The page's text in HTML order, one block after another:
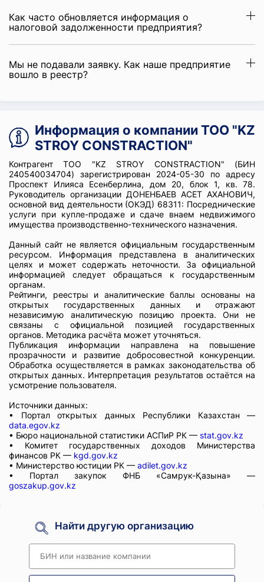
Как часто обновляется информация о
налоговой задолженности предприятия?
Мы не подавали заявку. Как наше предприятие
вошло в реестр?
Информация о компании ТОО "KZ
STROY CONSTRACTION"
Контрагент ТОО "KZ STROY CONSTRACTION" (БИН
240540034704) зарегистрирован 2024-05-30 по адресу
Проспект Илияса Есенберлина, дом 20, блок 1, кв. 78.
Руководитель организации ДОНЕНБАЕВ АСЕТ АХАНОВИЧ,
основной вид деятельности (ОКЭД) 68311: Посреднические
услуги при купле-продаже и сдаче внаем недвижимого
имущества производственно-технического назначения.
Данный сайт не является официальным государственным
ресурсом. Информация представлена в аналитических
целях и может содержать неточности. За официальной
информацией следует обращаться к государственным
органам.
Рейтинги, реестры и аналитические баллы основаны на
открытых государственных данных и отражают
независимую аналитическую позицию проекта. Они не
связаны с официальной позицией государственных
органов. Методика расчёта может уточняться.
Публикация информации направлена на повышение
прозрачности и развитие добросовестной конкуренции.
Обработка осуществляется в рамках законодательства об
открытых данных. Интерпретация результатов остаётся на
усмотрение пользователя.
Источники данных:
• Портал открытых данных Республики Казахстан —
data.egov.kz
• Бюро национальной статистики АСПиР РК — stat.gov.kz
• Комитет государственных доходов Министерства
финансов РК — kgd.gov.kz
• Министерство юстиции РК — adilet.gov.kz
• Портал закупок ФНБ «Самрук-Қазына» —
goszakup.gov.kz
Найти другую организацию